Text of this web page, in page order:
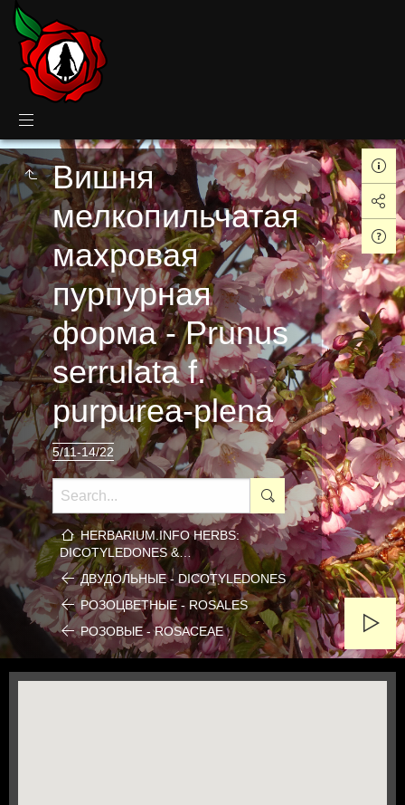
Вишня
мелкопильчатая
махровая
пурпурная
форма - Prunus
serrulata f.
purpurea-plena
5/11-14/22
HERBARIUM.INFO HERBS:
DICOTYLEDONES &…
ДВУДОЛЬНЫЕ - DICOTYLEDONES
РОЗОЦВЕТНЫЕ - ROSALES
РОЗОВЫЕ - ROSACEAE